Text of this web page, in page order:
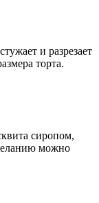
и разрезает
торта.
сиропом,
можно